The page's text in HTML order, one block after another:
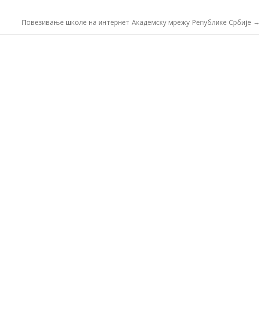
Повезивање школе на интернет Академску мрежу Републике Србије →